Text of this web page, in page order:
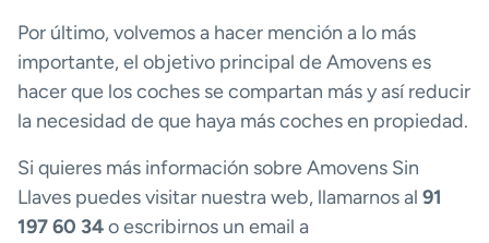
Por último, volvemos a hacer mención a lo más
importante, el objetivo principal de Amovens es
hacer que los coches se compartan más y así reducir
la necesidad de que haya más coches en propiedad.
Si quieres más información sobre Amovens Sin
Llaves puedes visitar nuestra web, llamarnos al 91
197 60 34o escribirnos un email a